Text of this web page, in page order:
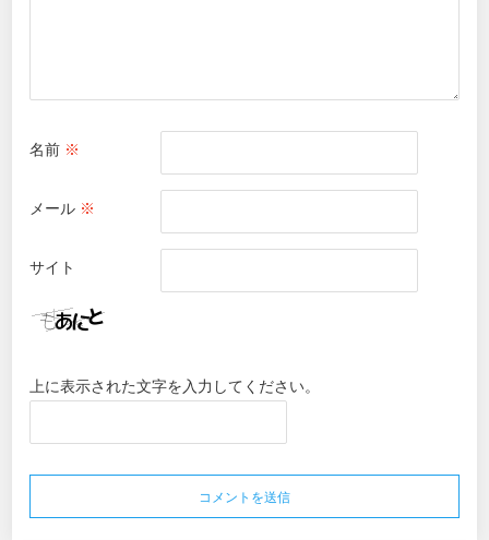
名前 ※
メール ※
サイト
上に表示された文字を入力してください。